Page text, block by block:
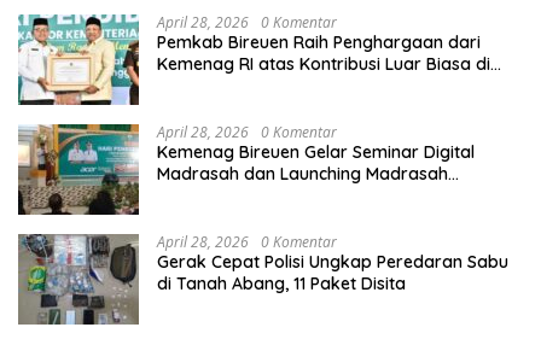
April 28, 2026 0 Komentar
Pemkab Bireuen Raih Penghargaan dari
Kemenag RI atas Kontribusi Luar Biasa di
April 28, 2026 0 Komentar
Kemenag Bireuen Gelar Seminar Digital
Madrasah dan Launching Madrasah
April 28, 2026 0 Komentar
Gerak Cepat Polisi Ungkap Peredaran Sabu
di Tanah Abang, 11 Paket Disita